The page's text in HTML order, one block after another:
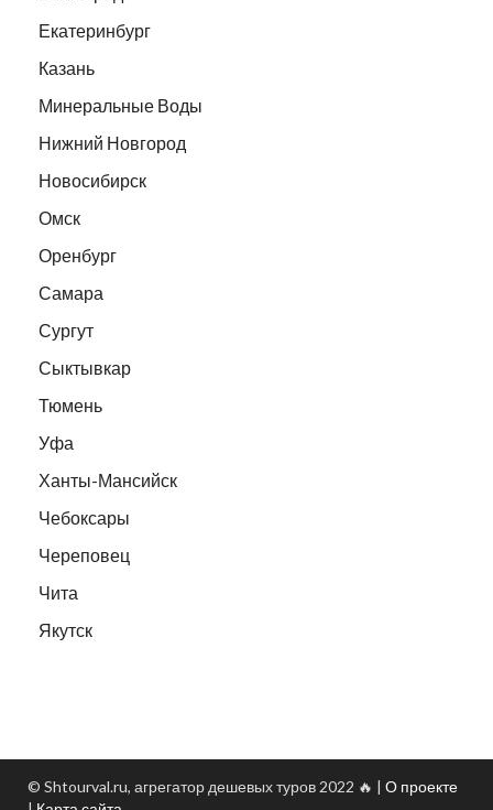
Екатеринбург
Казань
Минеральные Воды
Нижний Новгород
Новосибирск
Омск
Оренбург
Самара
Сургут
Сыктывкар
Тюмень
Уфа
Ханты-Мансийск
Чебоксары
Череповец
Чита
Якутск
© Shtourval.ru, агрегатор дешевых туров 2022 🔥 | О проекте